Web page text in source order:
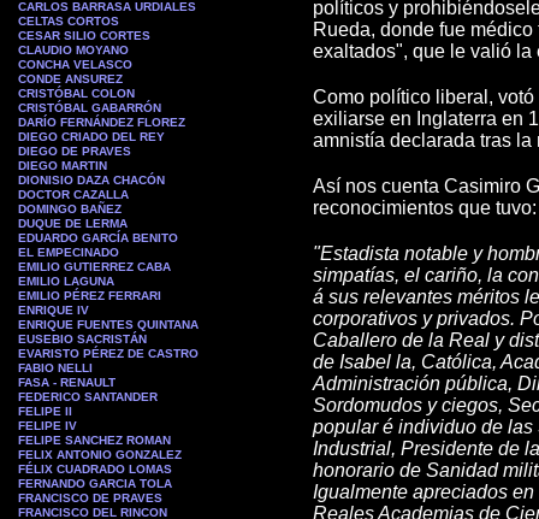
CARLOS BARRASA URDIALES
CELTAS CORTOS
CESAR SILIO CORTES
CLAUDIO MOYANO
CONCHA VELASCO
CONDE ANSUREZ
CRISTÓBAL COLON
CRISTÓBAL GABARRÓN
DARÍO FERNÁNDEZ FLOREZ
DIEGO CRIADO DEL REY
DIEGO DE PRAVES
DIEGO MARTIN
DIONISIO DAZA CHACÓN
DOCTOR CAZALLA
DOMINGO BAÑEZ
DUQUE DE LERMA
EDUARDO GARCÍA BENITO
EL EMPECINADO
EMILIO GUTIERREZ CABA
EMILIO LAGUNA
EMILIO PÉREZ FERRARI
ENRIQUE IV
ENRIQUE FUENTES QUINTANA
EUSEBIO SACRISTÁN
EVARISTO PÉREZ DE CASTRO
FABIO NELLI
FASA - RENAULT
FEDERICO SANTANDER
FELIPE II
FELIPE IV
FELIPE SANCHEZ ROMAN
FELIX ANTONIO GONZALEZ
FÉLIX CUADRADO LOMAS
FERNANDO GARCIA TOLA
FRANCISCO DE PRAVES
FRANCISCO DEL RINCON
políticos y
Rueda, donde fue
exaltados", que le valió
Como político liberal,
exiliarse en Inglaterra en
amnistía declarada tras la
Así nos cuenta Casimiro
reconocimientos que tuvo:
"Estadista notable y
simpatías, el cariño, la
á sus relevantes méritos
corporativos y privados.
Caballero de la Real y
de Isabel la, Católica,
Administración pública,
Sordomudos y ciegos,
popular é individuo de
Industrial, Presidente de
honorario de Sanidad
Igualmente apreciados
Reales Academias de